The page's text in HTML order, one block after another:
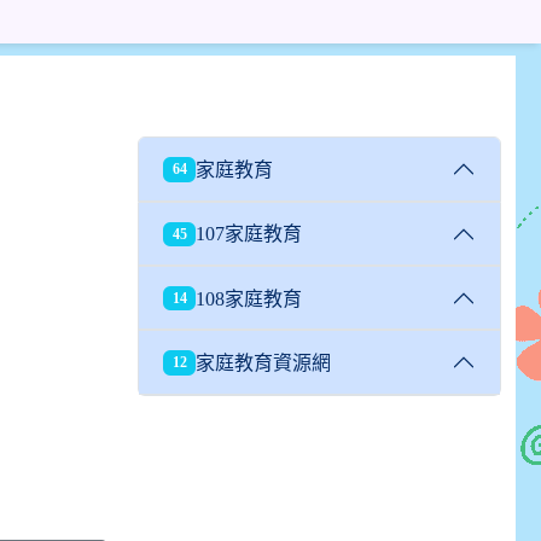
64 家庭教育
45 107家庭教育
14 108家庭教育
12 家庭教育資源網